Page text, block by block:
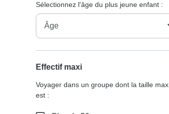
Sélectionnez l'âge du plus jeune enfant :
Effectif maxi
Voyager dans un groupe dont la taille max.
est :